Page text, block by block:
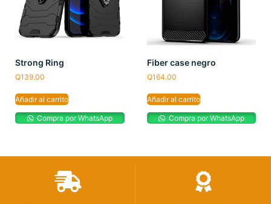
Strong Ring
Q139.00
Añadir al carrito
Compra por WhatsApp
Fiber case negro
Q164.00
Añadir al carrito
Compra por WhatsApp